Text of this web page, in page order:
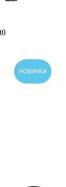
НОВИНКА